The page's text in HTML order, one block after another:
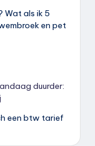
als ik 5
en pet
duurder:
een btw tarief